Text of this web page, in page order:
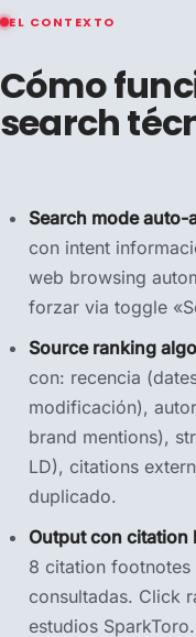
EL CONTEXTO
Cómo
search
Search mode auto-
con intent
web browsing
forzar via toggle
Source ranking
con: recencia
modificación),
brand mentions),
LD), citations
duplicado.
Output con citation
8 citation
consultadas. Click
estudios SparkToro.